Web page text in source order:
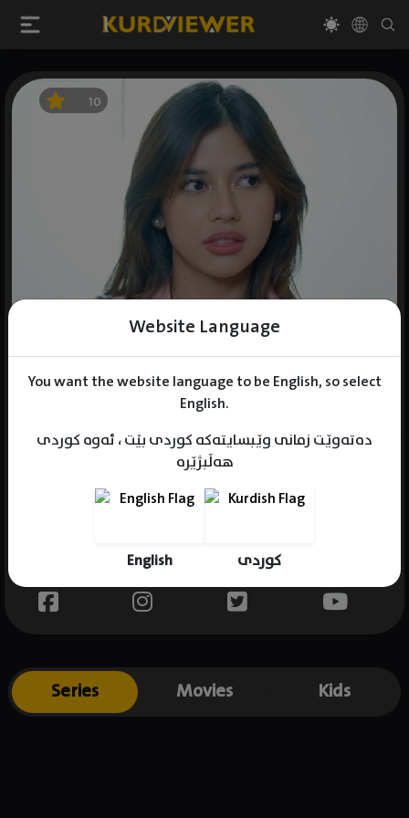
Website Language
You want the website language to be English, so select
English.
دەتەوێت زمانی وێبسایتەکە کوردی بێت ، ئەوە کوردی
هەڵبژێرە
English کوردی
10
Gender : female
Series Movies Kids